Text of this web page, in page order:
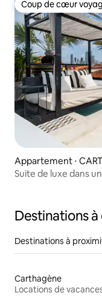
Coup de cœur
Coup de cœur
Appartement ⋅
Suite de luxe dans
Destinations
Destinations à
Carthagène
Locations de